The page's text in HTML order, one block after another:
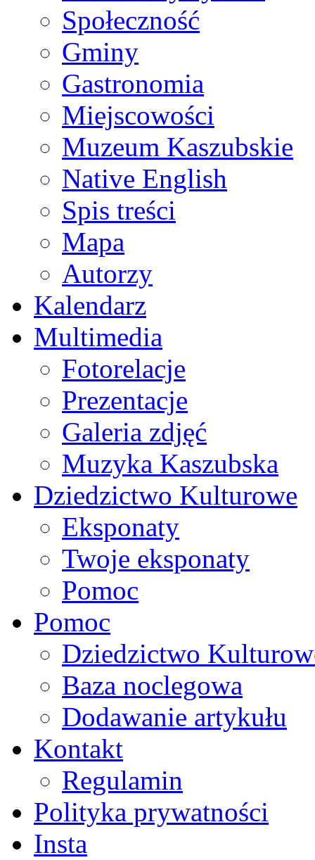
Społeczność
Gminy
Gastronomia
Miejscowości
Muzeum Kaszubskie
Native English
Spis treści
Mapa
Autorzy
Kalendarz
Multimedia
Fotorelacje
Prezentacje
Galeria zdjęć
Muzyka Kaszubska
Dziedzictwo Kulturowe
Eksponaty
Twoje eksponaty
Pomoc
Pomoc
Dziedzictwo
Baza noclegowa
Dodawanie artykułu
Kontakt
Regulamin
Polityka prywatności
Insta